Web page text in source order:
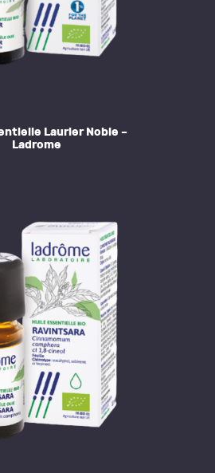
Laurier Noble –
Ladrome